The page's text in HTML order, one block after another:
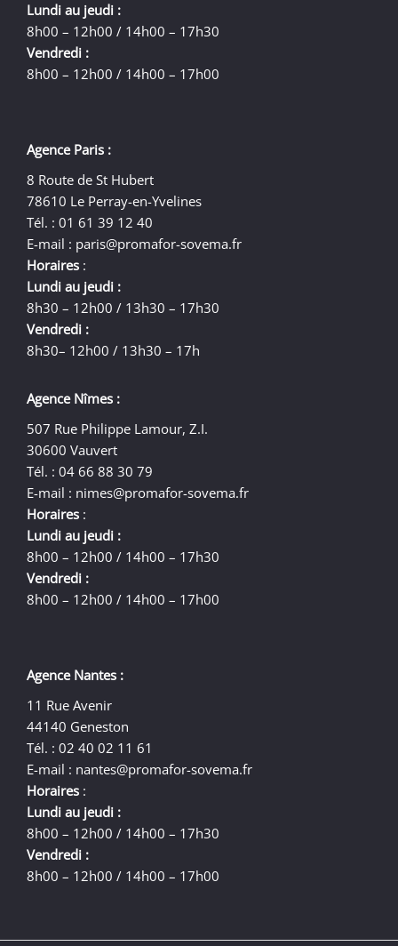
Lundi au jeudi :
8h00 – 12h00 / 14h00 – 17h30
Vendredi :
8h00 – 12h00 / 14h00 – 17h00
Agence Paris :
8 Route de St Hubert
78610 Le Perray-en-Yvelines
Tél. : 01 61 39 12 40
E-mail : paris@promafor-sovema.fr
Horaires :
Lundi au jeudi :
8h30 – 12h00 / 13h30 – 17h30
Vendredi :
8h30– 12h00 / 13h30 – 17h
Agence Nîmes :
507 Rue Philippe Lamour, Z.I.
30600 Vauvert
Tél. : 04 66 88 30 79
E-mail : nimes@promafor-sovema.fr
Horaires :
Lundi au jeudi :
8h00 – 12h00 / 14h00 – 17h30
Vendredi :
8h00 – 12h00 / 14h00 – 17h00
Agence Nantes :
11 Rue Avenir
44140 Geneston
Tél. : 02 40 02 11 61
E-mail : nantes@promafor-sovema.fr
Horaires :
Lundi au jeudi :
8h00 – 12h00 / 14h00 – 17h30
Vendredi :
8h00 – 12h00 / 14h00 – 17h00